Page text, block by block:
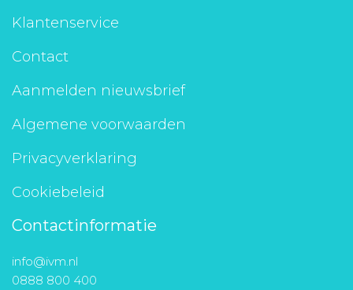
Klantenservice
Contact
Aanmelden nieuwsbrief
Algemene voorwaarden
Privacyverklaring
Cookiebeleid
Contactinformatie
info@ivm.nl
0888 800 400